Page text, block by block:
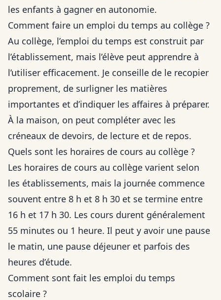
les enfants à gagner en autonomie.
Comment faire un emploi du temps au collège ?
Au collège, l’emploi du temps est construit par
l’établissement, mais l’élève peut apprendre à
l’utiliser efficacement. Je conseille de le recopier
proprement, de surligner les matières
importantes et d’indiquer les affaires à préparer.
À la maison, on peut compléter avec les
créneaux de devoirs, de lecture et de repos.
Quels sont les horaires de cours au collège ?
Les horaires de cours au collège varient selon
les établissements, mais la journée commence
souvent entre 8 h et 8 h 30 et se termine entre
16 h et 17 h 30. Les cours durent généralement
55 minutes ou 1 heure. Il peut y avoir une pause
le matin, une pause déjeuner et parfois des
heures d’étude.
Comment sont fait les emploi du temps
scolaire ?